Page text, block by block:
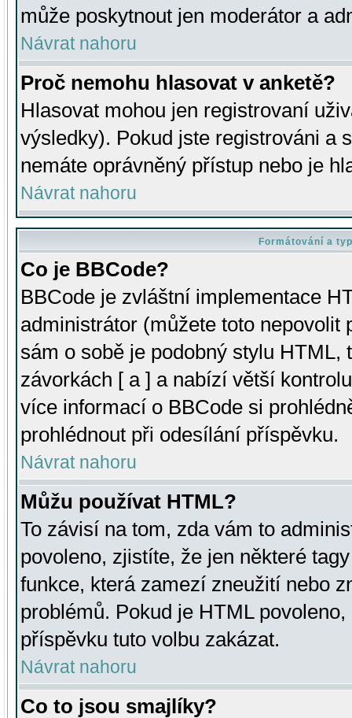
může poskytnout jen moderátor a
Návrat nahoru
Proč nemohu hlasovat v anketě?
Hlasovat mohou jen registrovaní
výsledky). Pokud jste registrováni a
nemáte oprávněný přístup nebo je
Návrat nahoru
Formátování a
Co je BBCode?
BBCode je zvláštní implementace
administrátor (můžete toto
sám o sobě je podobný stylu HTML,
závorkách [ a ] a nabízí větší
více informací o BBCode si
prohlédnout při odesílání příspěvku.
Návrat nahoru
Můžu používat HTML?
To závisí na tom, zda vám to
povoleno, zjistíte, že jen některé
funkce, která zamezí zneužití nebo
problémů. Pokud je HTML
příspěvku tuto volbu zakázat.
Návrat nahoru
Co to jsou smajlíky?